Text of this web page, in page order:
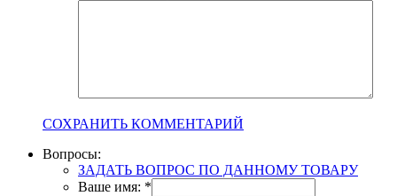
СОХРАНИТЬ КОММЕНТАРИЙ
Вопросы:
ЗАДАТЬ ВОПРОС ПО ДАННОМУ ТОВАРУ
Ваше имя: *